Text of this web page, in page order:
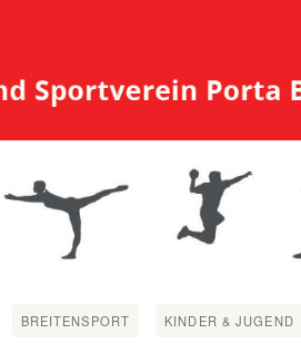
BREITENSPORT KINDER & JUGEND